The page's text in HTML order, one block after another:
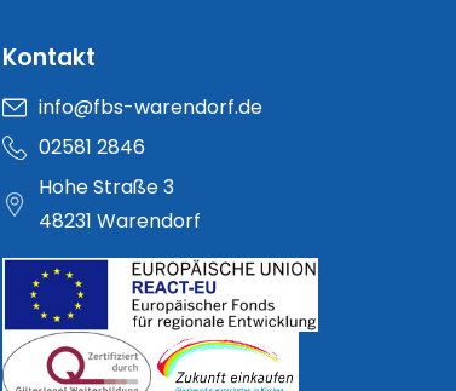
Kontakt
info@fbs-warendorf.de
02581 2846
Hohe Straße 3
48231 Warendorf